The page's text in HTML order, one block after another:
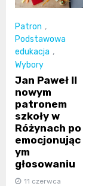
Patron ,
Podstawowa
edukacja ,
Wybory
Jan Paweł II
nowym
patronem
szkoły w
Różynach po
emocjonując
ym
głosowaniu
11 czerwca